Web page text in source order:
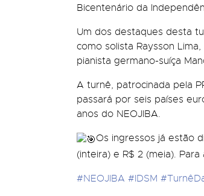
Bicentenário da
Um dos destaques desta
como solista Raysson
pianista germano-suíça
A turnê, patrocinada pela
passará por seis países
anos do NEOJIBA.
Os ingressos já estão
(inteira) e R$ 2 (meia).
#NEOJIBA #IDSM